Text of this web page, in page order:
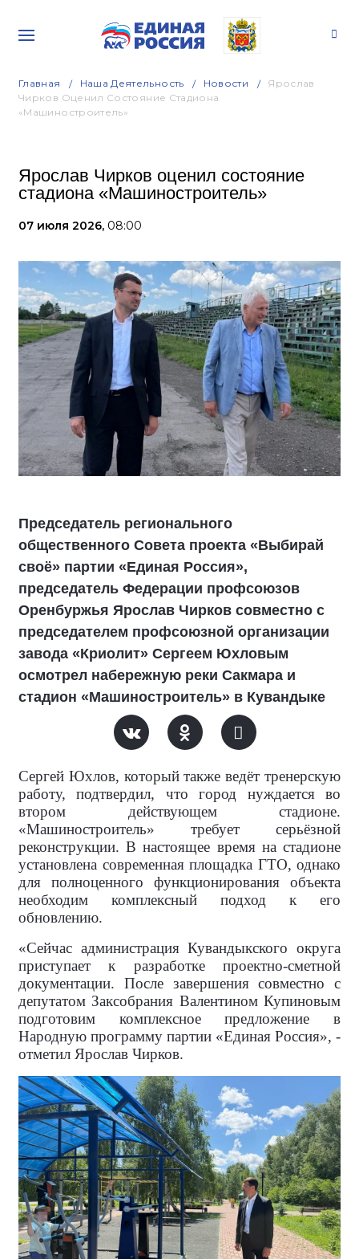
Главная Наша Деятельность Новости
Ярослав
Чирков Оценил Состояние Стадиона
«Машиностроитель»
Ярослав Чирков оценил состояние
стадиона «Машиностроитель»
07 июля 2026, 08:00
Председатель регионального
общественного Совета проекта «Выбирай
своё» партии «Единая Россия»,
председатель Федерации профсоюзов
Оренбуржья Ярослав Чирков совместно с
председателем профсоюзной организации
завода «Криолит» Сергеем Юхловым
осмотрел набережную реки Сакмара и
стадион «Машиностроитель» в Кувандыке
Сергей Юхлов, который также ведёт тренерскую
работу, подтвердил, что город нуждается во
втором действующем стадионе.
«Машиностроитель» требует серьёзной
реконструкции. В настоящее время на стадионе
установлена современная площадка ГТО, однако
для полноценного функционирования объекта
необходим комплексный подход к его
обновлению.
«Сейчас администрация Кувандыкского округа
приступает к разработке проектно-сметной
документации. После завершения совместно с
депутатом Заксобрания Валентином Купиновым
подготовим комплексное предложение в
Народную программу партии «Единая Россия», -
отметил Ярослав Чирков.